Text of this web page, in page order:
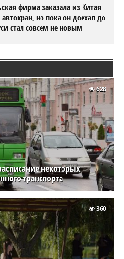
фирма заказала из Китая
но пока он доехал до
стал совсем не новым
некоторых
транспорта
628
360